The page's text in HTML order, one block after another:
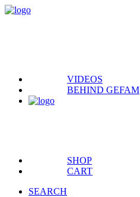
VIDEOS
BEHIND GEFAM
SHOP
CART
SEARCH